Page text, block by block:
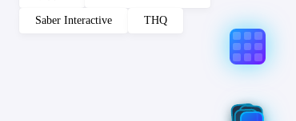
Saber Interactive THQ